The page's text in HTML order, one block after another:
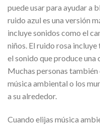
puede usar para ayudar a
ruido azul es una versión
incluye sonidos como el
niños. El ruido rosa
el sonido que produce una
Muchas personas
música ambiental o los
a su alrededor.
Cuando elijas música